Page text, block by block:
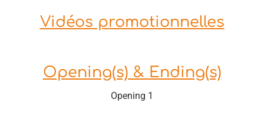
Vidéos promotionnelles
Opening(s) & Ending(s)
Opening 1